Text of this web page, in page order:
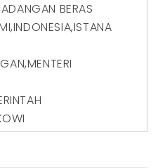
BERAS
,INDONESIA,ISTANA
,MENTERI